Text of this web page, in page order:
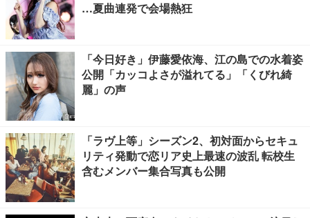
…夏曲連発で会場熱狂
「今日好き」伊藤愛依海、江の島での水着姿
公開「カッコよさが溢れてる」「くびれ綺
麗」の声
「ラヴ上等」シーズン2、初対面からセキュ
リティ発動で恋リア史上最速の波乱 転校生
含むメンバー集合写真も公開